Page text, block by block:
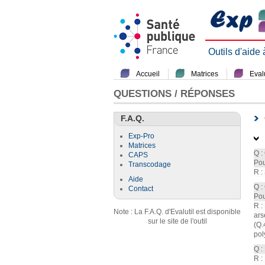
Outils d'aide
Accueil Matrices
QUESTIONS / RÉPONSES
F.A.Q.
Exp-Pro
Matrices
CAPS
Transcodage
Aide
Contact
Note : La F.A.Q. d'Evalutil est disponible
sur le site de l'outil
Q :
R
Q :
R
Q :
R